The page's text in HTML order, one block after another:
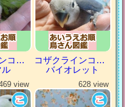
コザクラインコ（小桜インコ）
ル
コザクラインコ（小桜インコ）
バイオレット
view 628 view